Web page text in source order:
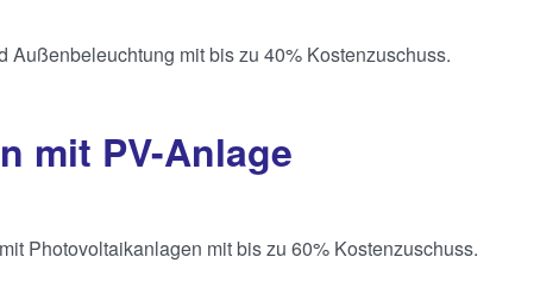
mit bis zu 40% Kostenzuschuss.
mit PV-Anlage
Photovoltaikanlagen mit bis zu 60% Kostenzuschuss.